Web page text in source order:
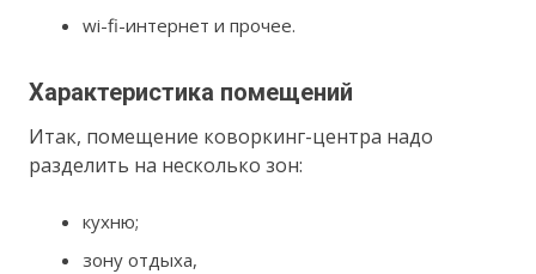
wi-fi-интернет и прочее.
Характеристика помещений
Итак, помещение коворкинг-центра надо
разделить на несколько зон:
кухню;
зону отдыха,